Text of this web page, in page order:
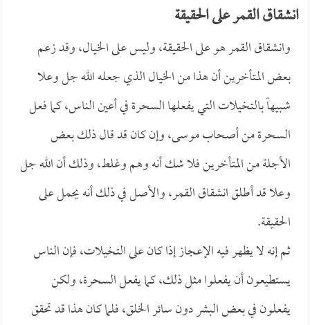
انشقاق القمر على الحقيقة
وانشقاق القمر هو على الحقيقة، وليس على الخيال، وقد زعم
بعض المتأخرين أن هذا من الخيال الذي جعله الله جل وعلا
شبيهاً بالتخيلات التي يفعلها السحرة في أعين الناس، كما فعل
السحرة من أصحاب موسى، وإن كان قد قال ذلك بعض
الأجلة من المتأخرين فلا شك أنه وهم وغلط، وذلك أن الله جل
وعلا قد أطلق انشقاق القمر، والأصل في ذلك أنه يحمل على
الحقيقة.
ثم إنه لا يظهر فيه الإعجاز إذا كان على التخيلات، فإن الناس
يستطيعون أن يفعلوا مثل ذلك، كما يفعل السحرة، ولكن
يفعلون في بعض البشر دون سائر الخلق، فلما كان هذا قد تحقق